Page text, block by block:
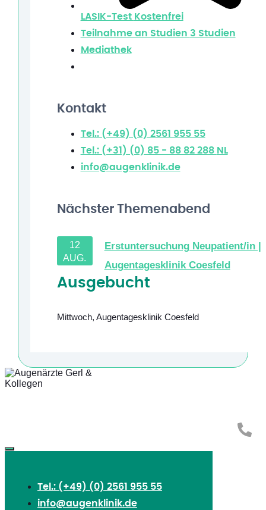
LASIK-Test Kostenfrei
Teilnahme an Studien 3 Studien
Mediathek
Kontakt
Tel.: (+49) (0) 2561 955 55
Tel.: (+31) (0) 85 - 88 82 288 NL
info@augenklinik.de
Nächster Themenabend
12
AUG.
Erstuntersuchung Neupatient/in |
Augentagesklinik Coesfeld
Ausgebucht
Mittwoch, Augentagesklinik Coesfeld
Tel.: (+49) (0) 2561 955 55
info@augenklinik.de